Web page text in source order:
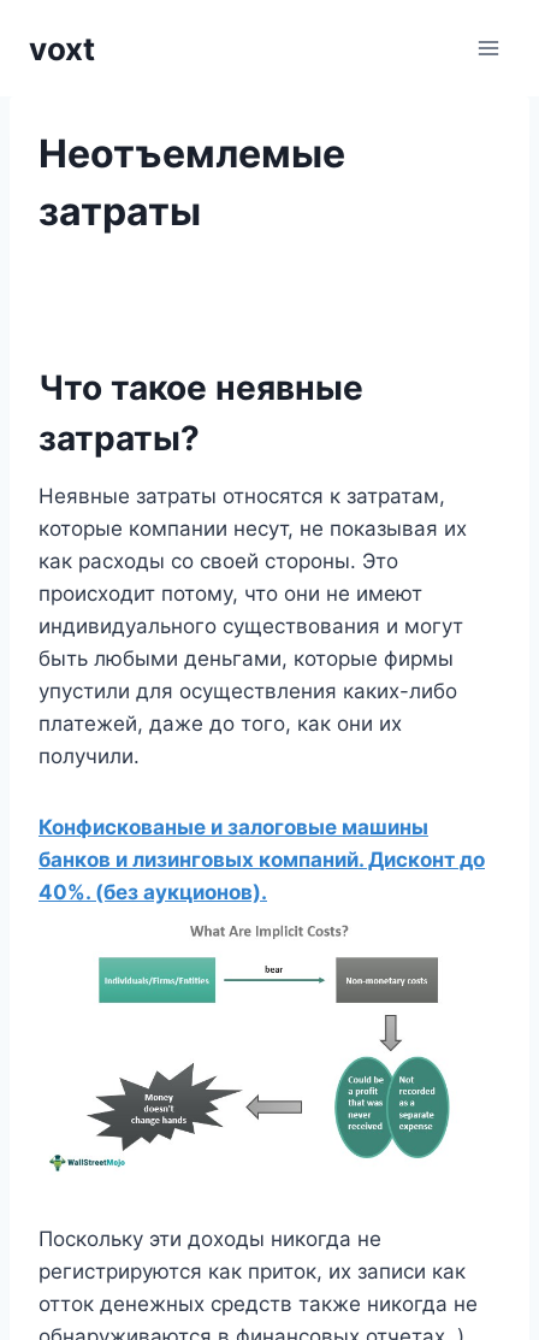
voxt
Неотъемлемые
затраты
Что такое неявные
затраты?
Неявные затраты относятся к затратам,
которые компании несут, не показывая их
как расходы со своей стороны. Это
происходит потому, что они не имеют
индивидуального существования и могут
быть любыми деньгами, которые фирмы
упустили для осуществления каких-либо
платежей, даже до того, как они их
получили.
Конфискованые и залоговые машины
банков и лизинговых компаний. Дисконт до
40%. (без аукционов).
Поскольку эти доходы никогда не
регистрируются как приток, их записи как
отток денежных средств также никогда не